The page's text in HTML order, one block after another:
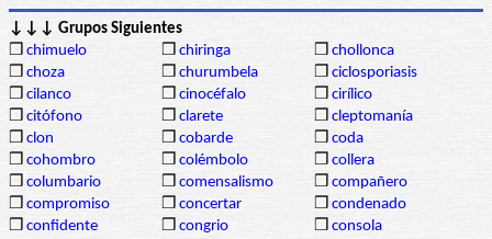
↓↓↓ Grupos Siguientes
❒ chimuelo ❒ chiringa ❒ chollonca
❒ choza ❒ churumbela ❒ ciclosporiasis
❒ cilanco ❒ cinocéfalo ❒ cirílico
❒ citófono ❒ clarete ❒ cleptomanía
❒ clon ❒ cobarde ❒ coda
❒ cohombro ❒ colémbolo ❒ collera
❒ columbario ❒ comensalismo ❒ compañero
❒ compromiso ❒ concertar ❒ condenado
❒ confidente ❒ congrio ❒ consola